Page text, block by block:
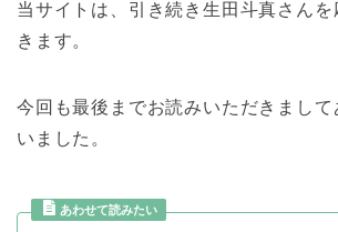
当サイトは、引き続き生田斗真さんを
きます。
今回も最後までお読みいただきまし
いました。